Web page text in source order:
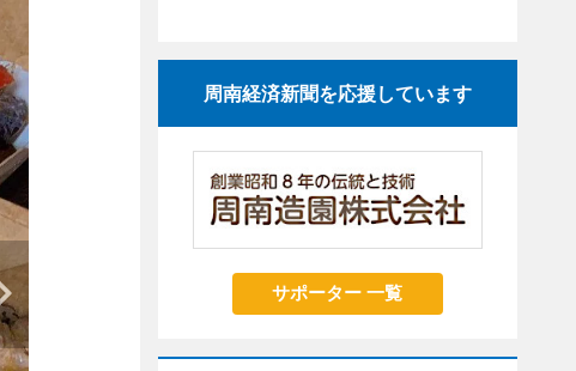
周南経済新聞を応援しています
サポーター 一覧